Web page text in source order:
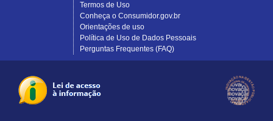
Termos de Uso
Conheça o Consumidor.gov.br
Orientações de uso
Política de Uso de Dados Pessoais
Perguntas Frequentes (FAQ)